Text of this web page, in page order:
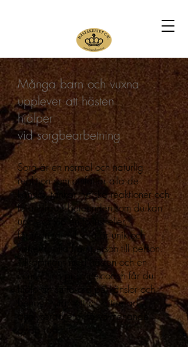
Många barn och vuxna
upplever att hästen
hjälper
vid sorgbearbetning
Sorg är en normal och naturlig
reaktion som omfattar alla de
känslor, tankar, fysiska reaktioner och
förändrade beteenden som du kan
uppleva vid en förlust eller
förändring. All sorg är unik och
varierar ofta från person till person.
Tillsammans med hästen och en
connection practice-coach får du
hjälp att sätta ord på känslor och
behov – utan att bli kritiserad,
analyserad eller få välmenande
goda råd.